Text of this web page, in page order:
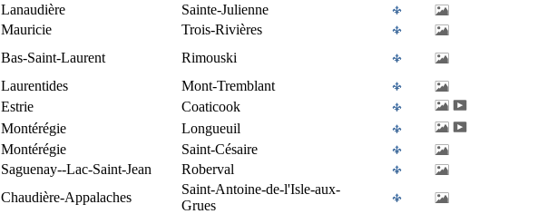
Lanaudière
Sainte-Julienne
Mauricie
Trois-Rivières
Bas-Saint-Laurent
Rimouski
Laurentides
Mont-Tremblant
Estrie
Coaticook
Montérégie
Longueuil
Montérégie
Saint-Césaire
Saguenay--Lac-Saint-Jean
Roberval
Chaudière-Appalaches
Saint-Antoine-de-l'Isle-aux-
Grues